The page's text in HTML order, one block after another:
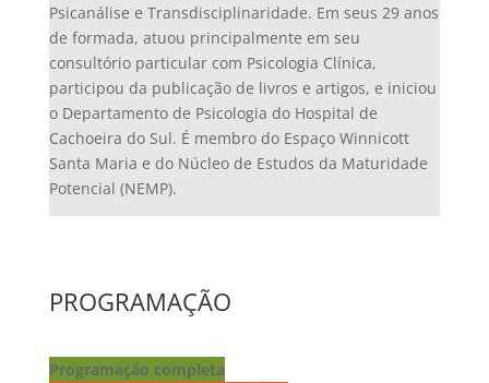
Psicanálise e Transdisciplinaridade. Em seus 29 anos
de formada, atuou principalmente em seu
consultório particular com Psicologia Clínica,
participou da publicação de livros e artigos, e iniciou
o Departamento de Psicologia do Hospital de
Cachoeira do Sul. É membro do Espaço Winnicott
Santa Maria e do Núcleo de Estudos da Maturidade
Potencial (NEMP).
PROGRAMAÇÃO
Programação completa